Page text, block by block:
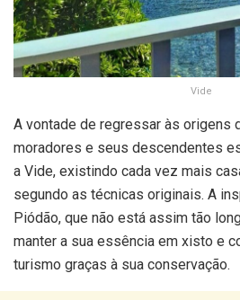
Vide
A vontade de regressar às origens
moradores e seus descendentes
a Vide, existindo cada vez mais
segundo as técnicas originais. A
Piódão, que não está assim tão
manter a sua essência em xisto e
turismo graças à sua conservação.